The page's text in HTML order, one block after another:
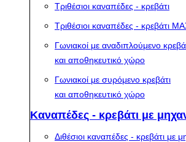
Τριθέσιοι καναπέδες - κρεβάτι
Τριθέσιοι καναπέδες - κρεβάτι
Γωνιακοί με αναδιπλούμενο
και αποθηκευτικό χώρο
Γωνιακοί με συρόμενο κρεβάτι
και αποθηκευτικό χώρο
Καναπέδες - κρεβάτι με
Διθέσιοι καναπέδες - κρεβάτι με